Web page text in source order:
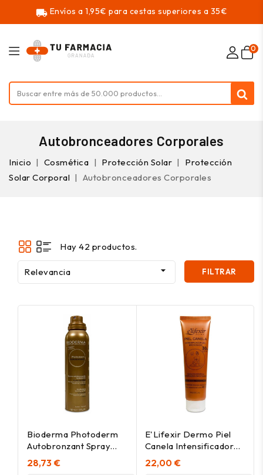
local_shipping Envíos a 1,95€ para cestas superiores a 35€
0
Autobronceadores Corporales
Inicio Cosmética Protección Solar
Protección
Solar Corporal
Autobronceadores Corporales
Hay 42 productos.
Relevancia  FILTRAR
Bioderma Photoderm
Autobronzant Spray
Autobronceador 150Ml
28,73 €
E'Lifexir Dermo Piel
Canela Intensificador
Bronceado Spf 30, 150
Ml
22,00 €